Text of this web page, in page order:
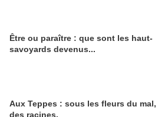
Être ou paraître : que sont les haut-
savoyards devenus...
Aux Teppes : sous les fleurs du mal,
des racines.